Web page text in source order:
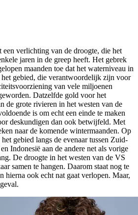
een verlichting van de droogte, die het
jaren in de greep heeft. Het gebrek
maanden toe dat het waterniveau in
gebied, die verantwoordelijk zijn voor
van vele miljoenen
Datzelfde gold voor het
de grote rivieren in het westen van de
is om echt een einde te maken
deskundigen dan ook betwijfeld. Met
naar de komende wintermaanden. Op
gebied langs de evenaar tussen Zuid-
Indonesië aan de andere net als vorige
De droogte in het westen van de VS
samen te hangen. Daarom staat nog te
hierna ook echt nat gaat verlopen. Maar,